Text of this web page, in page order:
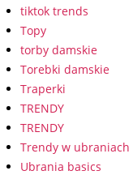
tiktok trends
Topy
torby damskie
Torebki damskie
Traperki
TRENDY
TRENDY
Trendy w ubraniach
Ubrania basics